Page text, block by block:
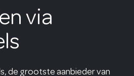
via
de grootste aanbieder van